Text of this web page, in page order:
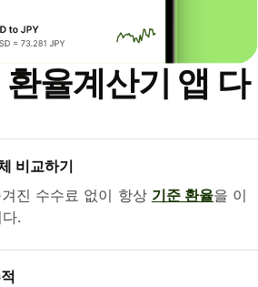
율계산기 앱 다
비교하기
진 수수료 없이 항상 기준 환율을 이
.